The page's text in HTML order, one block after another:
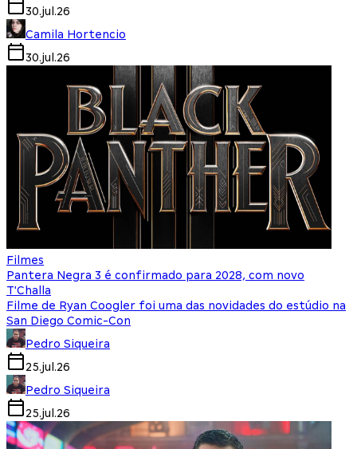
30.jul.26
Camila Hortencio
30.jul.26
Filmes
Pantera Negra 3 é confirmado para 2028, com novo
T'Challa
Filme de Ryan Coogler foi uma das novidades do estúdio na
San Diego Comic-Con
Pedro Siqueira
25.jul.26
Pedro Siqueira
25.jul.26